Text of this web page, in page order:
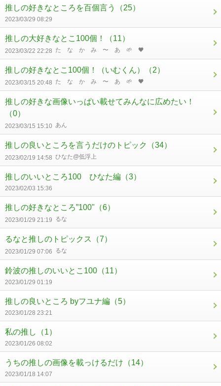
推しの好きなところを百個言う （25）
2023/03/29 08:29
推しの大好きなとこ100個！ （11）
2023/03/22 22:28 た な か み 〜 あ 🌱 🖤
推しの好きなとこ100個！（いむくん） （2）
2023/03/15 20:48 た な か み 〜 あ 🌱 🖤
推しの好きな画像いっぱい載せてみんなに広めたい！
（0）
2023/03/15 15:10 あん
推しの良いところを言うだけのトピック （34）
2023/02/19 14:58 ひなた@低浮上
推しのいいところ100 ひなた編 （3）
2023/02/03 15:36
推しの好きなところ”100" （6）
2023/01/29 21:19 るな
るなと推しのトピックス （7）
2023/01/29 07:06 るな
鈴波の推しのいいとこ100 （11）
2023/01/29 01:19
推しの良いところ byフユナ編 （5）
2023/01/28 23:21
私の推し （1）
2023/01/26 08:02
うちの推しの画像を載っけるだけ （14）
2023/01/18 14:07